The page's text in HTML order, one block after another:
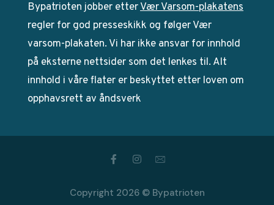
Bypatrioten jobber etterVær Varsom-plakatens
regler for god presseskikk og følger Vær
varsom-plakaten. Vi har ikke ansvar for innhold
på eksterne nettsider som det lenkes til. Alt
innhold i våre flater er beskyttet etter loven om
opphavsrett av åndsverk
Copyright 2026 © Bypatrioten